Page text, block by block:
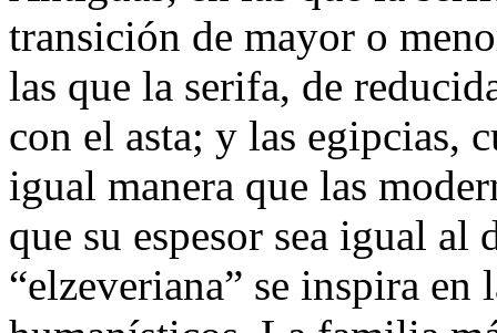
transición de mayor o
las que la serifa, de
con el asta; y las egipcias,
igual manera que las
que su espesor sea igual al
“elzeveriana” se inspira